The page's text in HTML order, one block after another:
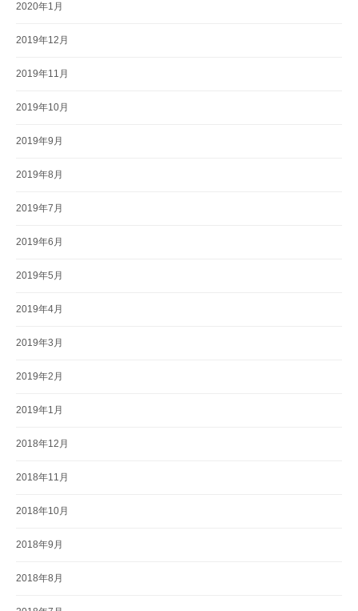
2020年1月
2019年12月
2019年11月
2019年10月
2019年9月
2019年8月
2019年7月
2019年6月
2019年5月
2019年4月
2019年3月
2019年2月
2019年1月
2018年12月
2018年11月
2018年10月
2018年9月
2018年8月